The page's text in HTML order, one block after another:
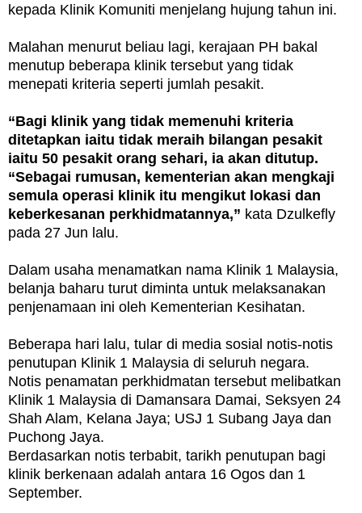
kepada Klinik Komuniti menjelang hujung tahun ini.
Malahan menurut beliau lagi, kerajaan PH bakal
menutup beberapa klinik tersebut yang tidak
menepati kriteria seperti jumlah pesakit.
“Bagi klinik yang tidak memenuhi kriteria
ditetapkan iaitu tidak meraih bilangan pesakit
iaitu 50 pesakit orang sehari, ia akan ditutup.
“Sebagai rumusan, kementerian akan mengkaji
semula operasi klinik itu mengikut lokasi dan
keberkesanan perkhidmatannya,” kata Dzulkefly
pada 27 Jun lalu.
Dalam usaha menamatkan nama Klinik 1 Malaysia,
belanja baharu turut diminta untuk melaksanakan
penjenamaan ini oleh Kementerian Kesihatan.
Beberapa hari lalu, tular di media sosial notis-notis
penutupan Klinik 1 Malaysia di seluruh negara.
Notis penamatan perkhidmatan tersebut melibatkan
Klinik 1 Malaysia di Damansara Damai, Seksyen 24
Shah Alam, Kelana Jaya; USJ 1 Subang Jaya dan
Puchong Jaya.
Berdasarkan notis terbabit, tarikh penutupan bagi
klinik berkenaan adalah antara 16 Ogos dan 1
September.